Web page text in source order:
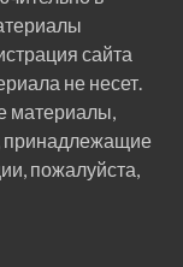
сайта
не несет.
материалы,
принадлежащие
пожалуйста,